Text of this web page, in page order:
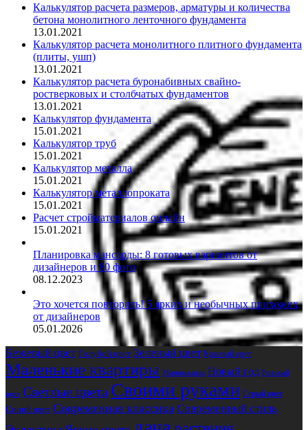
Калькулятор расчета размеров, арматуры и количества
бетона монолитного ленточного фундамента
13.01.2021
Калькулятор расчета монолитного плитного фундамента
(плиты, ушп)
13.01.2021
Калькулятор расчета буронабивных свайно-
ростверковых и столбчатых фундаментов
13.01.2021
Калькулятор фундамента
15.01.2021
Калькулятор труб
15.01.2021
Калькулятор металла
15.01.2021
Калькулятор металлопроката
15.01.2021
Расчет стройматериалов онлайн
15.01.2021
Планировка мансарды: 8 готовых вариантов от
дизайнеров и 80 фото
08.12.2023
Это хочется повторить! 5 ярких и необычных прихожих
от дизайнеров
05.01.2026
Бежевый цвет Голубой цвет Зеленый цвет Красный цвет
Маленькие квартиры Минимализм Новый год Розовый
цвет Светлые цвета Своими руками Серый цвет
Синий цвет Современная классика Современный стиль